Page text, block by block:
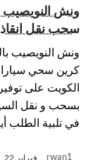
سحب نقل
ونش النويصيب
كرين سحي
الكويت على
بسحب و نقل
في تلبية الطلب
rwan1 فبراير 22, 2021